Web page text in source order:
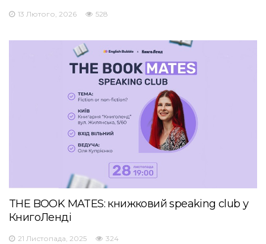
13 Лютого, 2026 528
THE BOOK MATES: книжковий speaking club у
КнигоЛенді
21 Листопада, 2025 324